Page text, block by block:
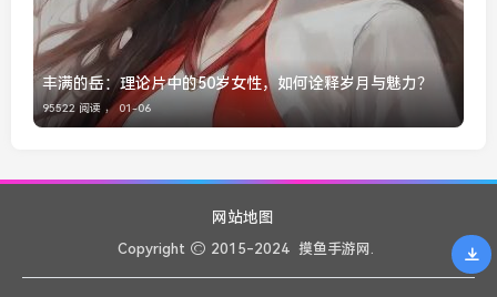
丰满的岳：理论片中的50岁女性，如何诠释岁月与魅力？
95522 阅读 ， 01-06
网站地图
Copyright 2015-2024 摸鱼手游网.